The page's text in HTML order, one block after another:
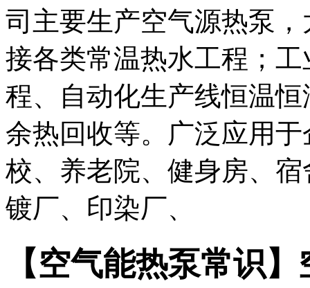
司主要生产空气源热泵
接各类常温热水工程；
程、自动化生产线恒温
余热回收等。广泛应用
校、养老院、健身房、
镀厂、印染厂、
【空气能热泵常识